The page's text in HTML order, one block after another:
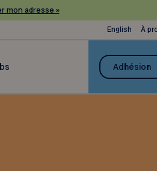
mon adresse »
English À
Adhésion